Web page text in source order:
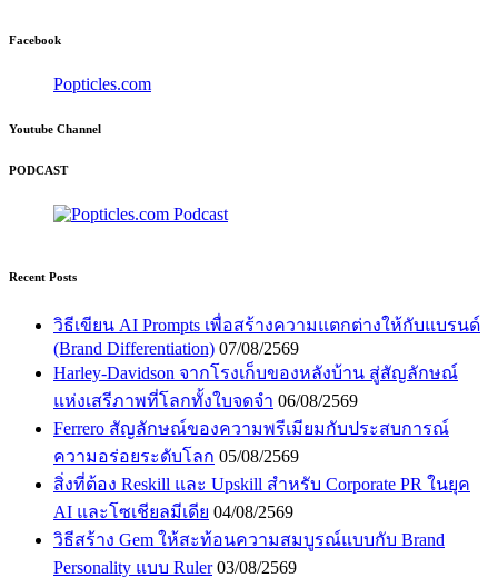
Facebook
Popticles.com
Youtube Channel
PODCAST
Recent Posts
วิธีเขียน AI Prompts เพื่อสร้างความแตกต่างให้กับแบรนด์
(Brand Differentiation) 07/08/2569
Harley-Davidson จากโรงเก็บของหลังบ้าน สู่สัญลักษณ์
แห่งเสรีภาพที่โลกทั้งใบจดจำ 06/08/2569
Ferrero สัญลักษณ์ของความพรีเมียมกับประสบการณ์
ความอร่อยระดับโลก 05/08/2569
สิ่งที่ต้อง Reskill และ Upskill สำหรับ Corporate PR ในยุค
AI และโซเชียลมีเดีย 04/08/2569
วิธีสร้าง Gem ให้สะท้อนความสมบูรณ์แบบกับ Brand
Personality แบบ Ruler 03/08/2569